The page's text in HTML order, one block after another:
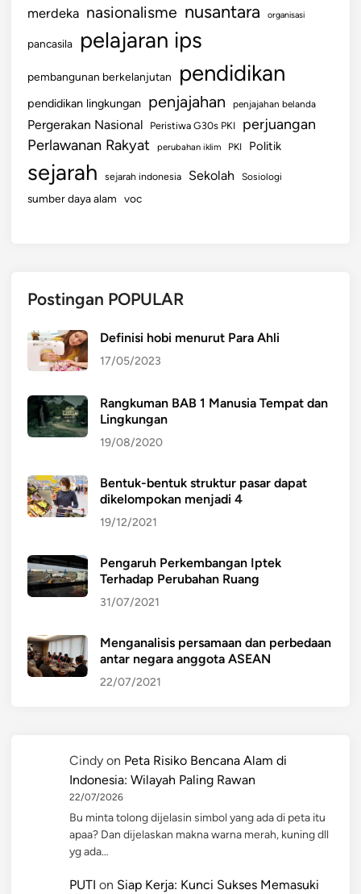
merdeka nasionalisme nusantara organisasi
pancasila pelajaran ips
pembangunan berkelanjutan pendidikan
pendidikan lingkungan penjajahan penjajahan belanda
Pergerakan Nasional Peristiwa G30s PKI perjuangan
Perlawanan Rakyat perubahan iklim PKI Politik
sejarah sejarah indonesia Sekolah Sosiologi
sumber daya alam voc
Postingan POPULAR
Definisi hobi menurut Para Ahli
17/05/2023
Rangkuman BAB 1 Manusia Tempat dan
Lingkungan
19/08/2020
Bentuk-bentuk struktur pasar dapat
dikelompokan menjadi 4
19/12/2021
Pengaruh Perkembangan Iptek
Terhadap Perubahan Ruang
31/07/2021
Menganalisis persamaan dan perbedaan
antar negara anggota ASEAN
22/07/2021
Cindy on Peta Risiko Bencana Alam di
Indonesia: Wilayah Paling Rawan
22/07/2026
Bu minta tolong dijelasin simbol yang ada di peta itu
apaa? Dan dijelaskan makna warna merah, kuning dll
yg ada…
PUTI on Siap Kerja: Kunci Sukses Memasuki